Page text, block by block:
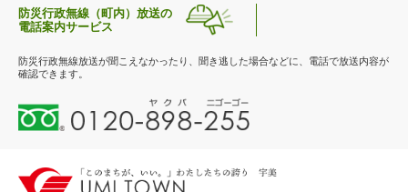
防災行政無線（町内）放送の
電話案内サービス
防災行政無線放送が聞こえなかったり、聞き逃した場合などに、電話で放送内容が
確認できます。
0
1
-